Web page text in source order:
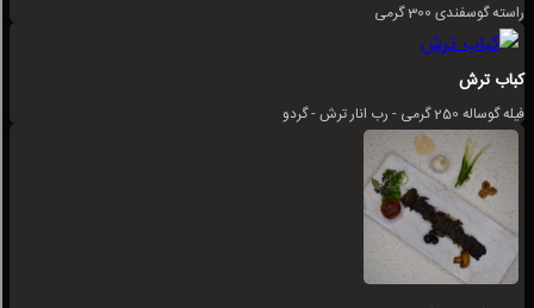
راسته گوسفندی 300 گرمی
کباب ترش
فیله گوساله 250 گرمی - رب انار ترش - گردو